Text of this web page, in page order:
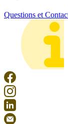
Questions et